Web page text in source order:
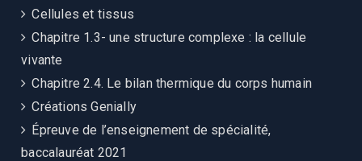
Cellules et tissus
Chapitre 1.3- une structure complexe : la cellule
vivante
Chapitre 2.4. Le bilan thermique du corps humain
Créations Genially
Épreuve de l’enseignement de spécialité,
baccalauréat 2021